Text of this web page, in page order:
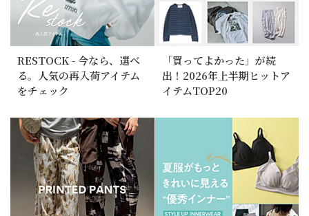
RESTOCK - 今なら、選べ
る。人気の再入荷アイテム
をチェック
「買ってよかった」が続
出！2026年上半期ヒットア
イテムTOP20